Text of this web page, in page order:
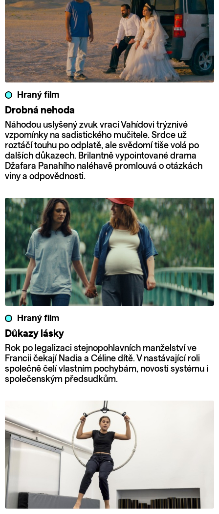
Hraný film
Drobná nehoda
Náhodou uslyšený zvuk vrací Vahídovi trýznivé
vzpomínky na sadistického mučitele. Srdce už
roztáčí touhu po odplatě, ale svědomí tiše volá po
dalších důkazech. Brilantně vypointované drama
Džafara Panahího naléhavě promlouvá o otázkách
viny a odpovědnosti.
Hraný film
Důkazy lásky
Rok po legalizaci stejnopohlavních manželství ve
Francii čekají Nadia a Céline dítě. V nastávající roli
společně čelí vlastním pochybám, novosti systému i
společenským předsudkům.